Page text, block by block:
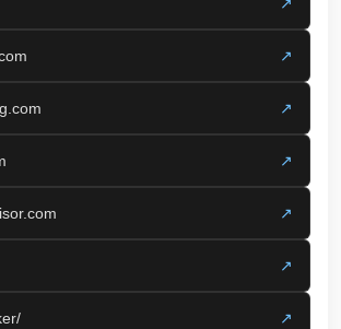
↗
↗
↗
↗
↗
↗